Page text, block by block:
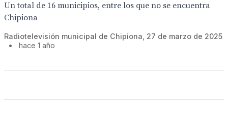
Un total de 16 municipios, entre los que no se encuentra
Chipiona
Radiotelevisión municipal de Chipiona, 27 de marzo de 2025
•
hace 1 año